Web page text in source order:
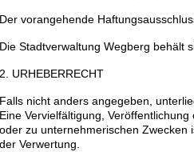
Der vorangehende
Die Stadtverwaltung Wegberg behält
2. URHEBERRECHT
Falls nicht anders angegeben,
Eine Vervielfältigung,
oder zu unternehmerischen Zwecken
der Verwertung.